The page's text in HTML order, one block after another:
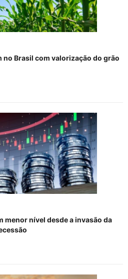
Brasil com valorização do grão
menor nível desde a invasão da